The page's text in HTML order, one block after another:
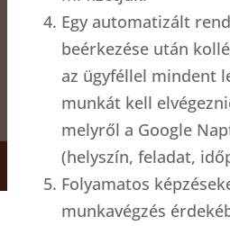
Egy automatizált
beérkezése után
az ügyféllel mindent
munkát kell
melyről a Google
(helyszín, feladat,
Folyamatos
munkavégzés